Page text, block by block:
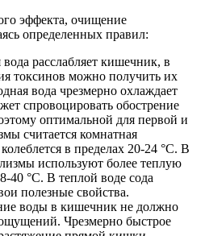
эффекта, очищение
определенных правил:
расслабляет кишечник, в
токсинов можно получить их
вода чрезмерно охлаждает
спровоцировать обострение
оптимальной для первой и
считается комнатная
в пределах 20-24 °С. В
используют более теплую
40 °C. В теплой воде сода
полезные свойства.
воды в кишечник не должно
Чрезмерно быстрое